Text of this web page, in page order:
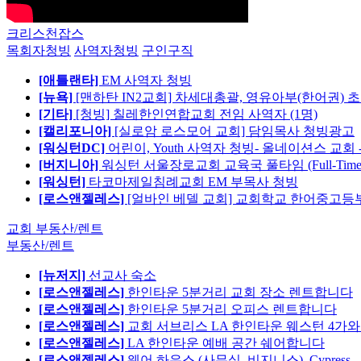
크리스천잡스
목회자청빙 사역자청빙 구인구직
[애틀랜타] EM 사역자 청빙
[뉴욕] [맨하탄 IN2교회] 차세대총괄, 영유아부(한어권)
[기타] [청빙] 칠레한인연합교회 전임 사역자 (1명)
[캘리포니아] [실로암 로스모어 교회] 담임목사 청빙광고
[워싱턴DC] 어린이, Youth 사역자 청빙- 올네이션스 교회
[버지니아] 워싱턴 서울장로교회 교육국 풀타임 (Full-
[워싱턴] 타코마제일침례교회 EM 부목사 청빙
[로스앤젤레스] [얼바인 베델 교회] 교회학교 한어중고
교회 부동산/렌트
부동산/렌트
[뉴저지] 선교사 숙소
[로스앤젤레스] 한인타운 5분거리 교회 장소 렌트합니다
[로스앤젤레스] 한인타운 5분거리 오피스 렌트합니다
[로스앤젤레스] 교회 서브리스 LA 한인타운 웨스턴 4가
[로스앤젤레스] LA 한인타운 예배 공간 쉐어합니다